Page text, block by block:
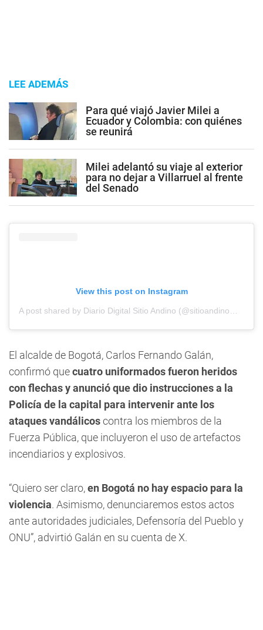
LEE ADEMÁS
Para qué viajó Javier Milei a
Ecuador y Colombia: con quiénes
se reunirá
Milei adelantó su viaje al exterior
para no dejar a Villarruel al frente
del Senado
View this post on Instagram
El alcalde de Bogotá, Carlos Fernando Galán,
confirmó quecuatro uniformados fueron heridos
con flechas y anunció que dio instrucciones a la
Policía de la capital para intervenir ante los
ataques vandálicoscontra los miembros de la
Fuerza Pública, que incluyeron el uso de artefactos
incendiarios y explosivos.
“Quiero ser claro,en Bogotá no hay espacio para la
violencia. Asimismo, denunciaremos estos actos
ante autoridades judiciales, Defensoría del Pueblo y
ONU”, advirtió Galán en su cuenta de X.